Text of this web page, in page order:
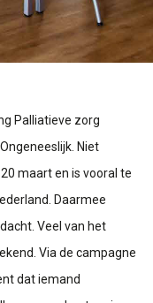
Palliatieve zorg
Niet
maart en is vooral te
Daarmee
Veel van het
Via de campagne
dat iemand